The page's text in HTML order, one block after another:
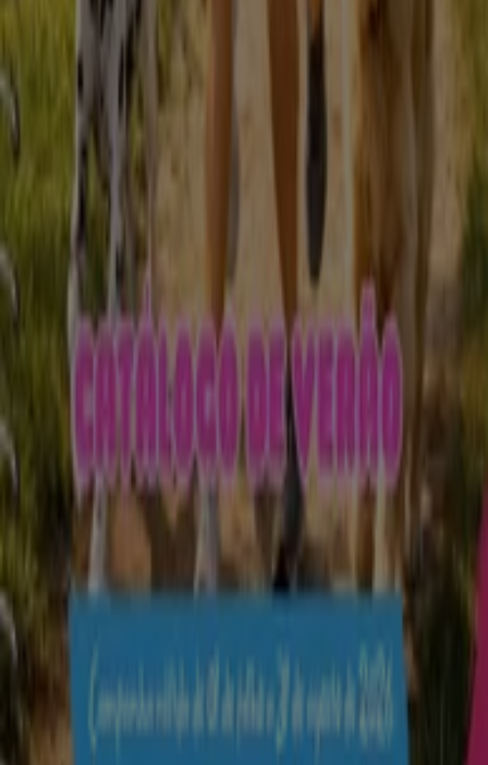
A Tiendeo faz parte da Shopfully, a empresa tecnológica
que está a reinventar o comércio local em todo o
Tiendeo
O que fazemos
Soluções para empresas
Notícias e media
Trabalha conosco
Entra em contacto connosco
Pedido de marketing e empresarial
Loja mal colocada no mapa
Feedback de anúncio semanal
Problemas Técnicos e Feedback Geral
Negócios
Produtos locais